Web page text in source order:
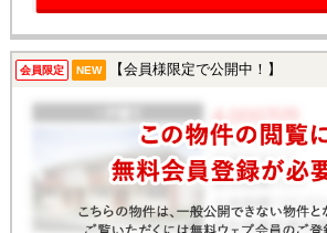
会員限定 NEW 【会員様限定で公開中！】